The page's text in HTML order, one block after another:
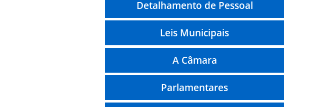
Detalhamento de Pessoal
Leis Municipais
A Câmara
Parlamentares